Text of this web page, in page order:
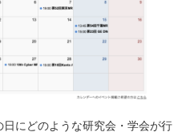
にどのような研究会・学会が行